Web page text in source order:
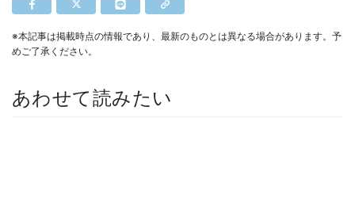
※本記事は掲載時点の情報であり、最新のものとは異なる場合があります。予
めご了承ください。
あわせて読みたい